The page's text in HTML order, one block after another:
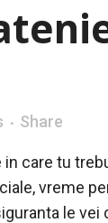
Share
care tu
vreme
le